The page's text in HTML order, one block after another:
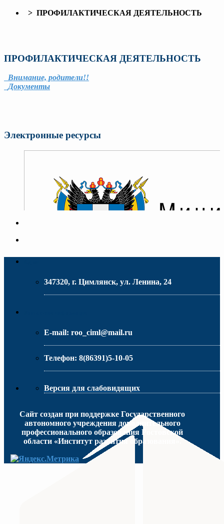
> ПРОФИЛАКТИЧЕСКАЯ ДЕЯТЕЛЬНОСТЬ
ПРОФИЛАКТИЧЕСКАЯ ДЕЯТЕЛЬНОСТЬ
Внимание, родители!!
Документы
Электронные ресурсы
347320, г. Цимлянск, ул. Ленина, 24
E-mail: roo_ciml@mail.ru
Телефон: 8(86391)5-10-05
Версия для слабовидящих
Сайт создан при поддержке Государственного
автономного учреждения дополнительного
профессионального образования Ростовской
области «Институт развития образования».